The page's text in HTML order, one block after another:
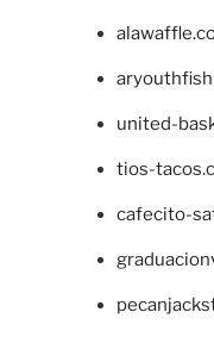
united-
tios-
cafecito-